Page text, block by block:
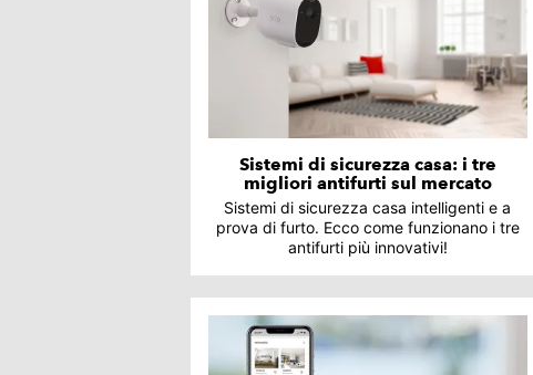
Sistemi di sicurezza casa: i tre
migliori antifurti sul mercato
Sistemi di sicurezza casa intelligenti e a
prova di furto. Ecco come funzionano i tre
antifurti più innovativi!